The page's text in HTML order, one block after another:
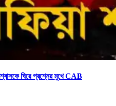
ঘিরে প্রশ্নের মুখে CAB